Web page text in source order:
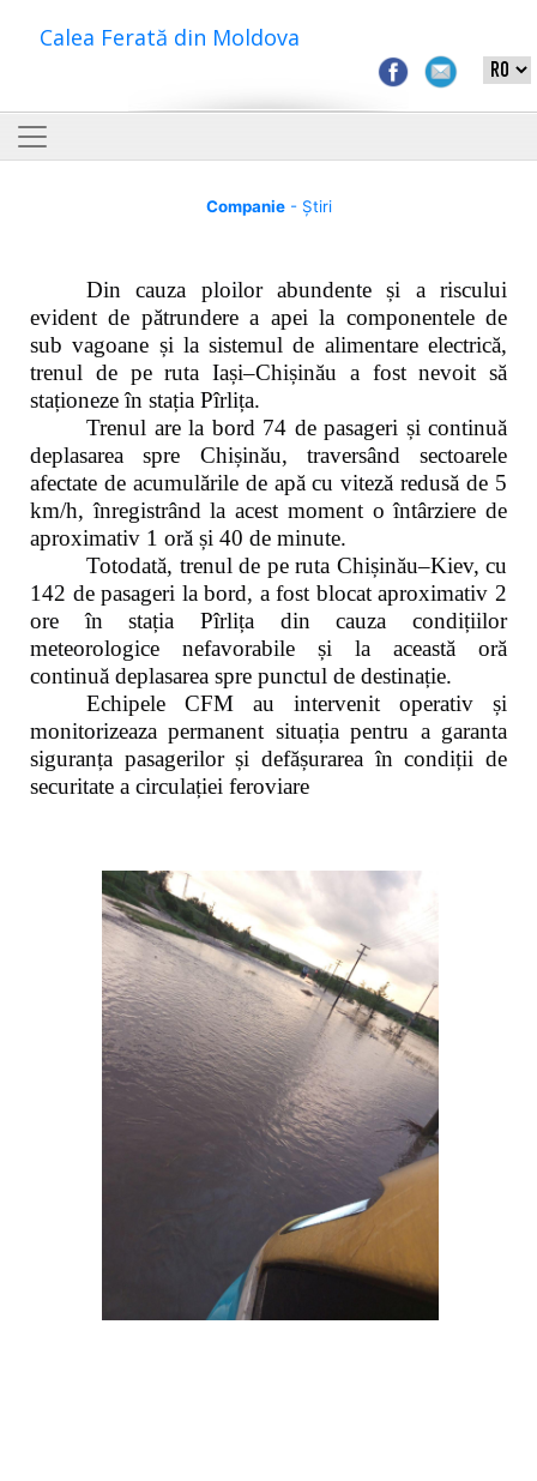
Calea Ferată din Moldova
Companie- Știri
Din cauza ploilor abundente și a riscului
evident de pătrundere a apei la componentele de
sub vagoane și la sistemul de alimentare electrică,
trenul de pe ruta Iași–Chișinău a fost nevoit să
staționeze în stația Pîrlița.
Trenul are la bord 74 de pasageri și continuă
deplasarea spre Chișinău, traversând sectoarele
afectate de acumulările de apă cu viteză redusă de 5
km/h, înregistrând la acest moment o întârziere de
aproximativ 1 oră și 40 de minute.
Totodată, trenul de pe ruta Chișinău–Kiev, cu
142 de pasageri la bord, a fost blocat aproximativ 2
ore în stația Pîrlița din cauza condițiilor
meteorologice nefavorabile și la această oră
continuă deplasarea spre punctul de destinație.
Echipele CFM au intervenit operativ și
monitorizeaza permanent situația pentru a garanta
siguranța pasagerilor și defășurarea în condiții de
securitate a circulației feroviare